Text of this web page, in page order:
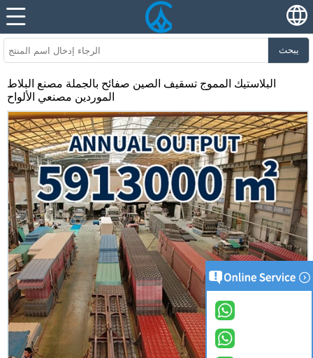
يبحث
البلاستيك المموج تسقيف الصين صفائح بالجملة مصنع البلاط
الموردين مصنعي الألواح